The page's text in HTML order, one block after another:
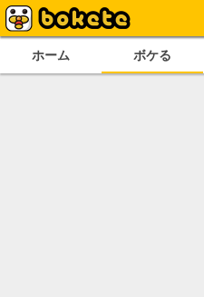
ホーム ボケる